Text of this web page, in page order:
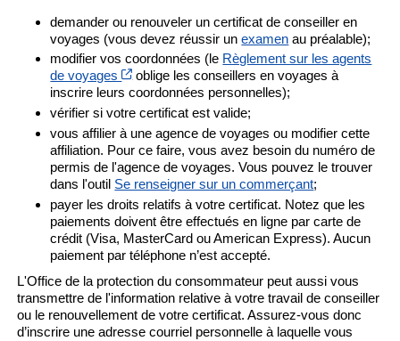
demander ou renouveler un certificat de conseiller en
voyages (vous devez réussir unexamen au préalable);
modifier vos coordonnées (le Règlement sur les agents
de voyages
Cet hyperlien s’ouvrira dans une nouvelle
oblige les conseillers en voyages à
inscrire leurs coordonnées personnelles);
vérifier si votre certificat est valide;
vous affilier à une agence de voyages ou modifier cette
affiliation. Pour ce faire, vous avez besoin du numéro de
permis de l'agence de voyages. Vous pouvez le trouver
dans l'outil Se renseigner sur un commerçant;
payer les droits relatifs à votre certificat. Notez que les
paiements doivent être effectués en ligne par carte de
crédit (Visa, MasterCard ou American Express). Aucun
paiement par téléphone n’est accepté.
L'Office de la protection du consommateur peut aussi vous
transmettre de l'information relative à votre travail de conseiller
ou le renouvellement de votre certificat. Assurez-vous donc
d’inscrire une adresse courriel personnelle à laquelle vous